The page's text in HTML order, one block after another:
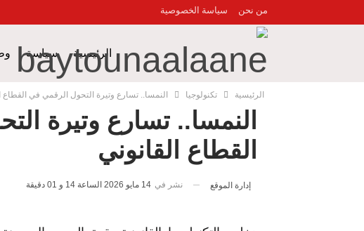
من نحن سياسة الخصوصية
الرئيسية سياسة
الرأي
حوادث
الرئيسية تكنولوجيا النمسا.. تسارع وتيرة التحول الرقمي في القطاع
النمسا.. تسارع وتيرة
القطاع القانوني
إدارة الموقع نشر في 14 مايو 2026 الساعة 14 و 01 دقيقة